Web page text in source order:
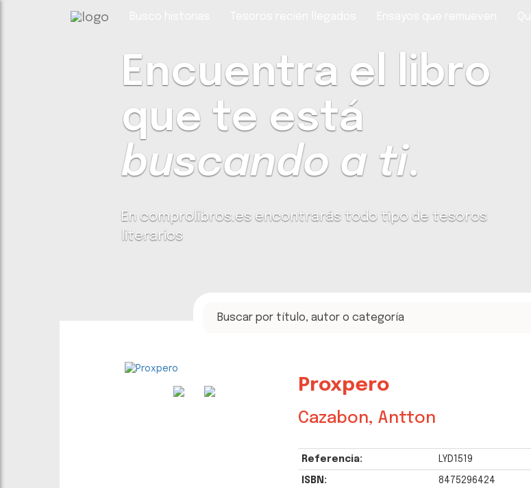
Encuentra el libro
que te está
buscando a ti.
En comprolibros.es encontrarás todo tipo de tesoros
literarios
Proxpero
Cazabon, Antton
Referencia: LYD1519
ISBN: 8475296424